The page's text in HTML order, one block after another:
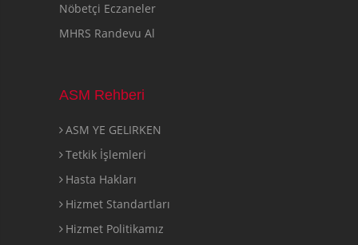
Nöbetçi Eczaneler
MHRS Randevu Al
ASM Rehberi
ASM YE GELIRKEN
Tetkik İşlemleri
Hasta Hakları
Hizmet Standartları
Hizmet Politikamız